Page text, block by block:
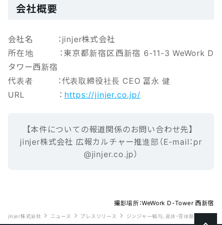
会社概要
会社名 ：jinjer株式会社
所在地 ：東京都新宿区西新宿 6-11-3 WeWork D
タワー西新宿
代表者 ：代表取締役社長 CEO 冨永 健
URL ： https://jinjer.co.jp/
【本‌件‌に‌つ‌い‌ての報‌道‌関‌係‌の‌お‌問‌い‌合‌わ‌せ先】‌ ‌
jinjer株式会社 広報カルチャー推進部（E-mail‌：‌pr
@jinjer.co.jp）
jinjer株式会社 ニュース プレスリリース ジンジャー給与、産休・育休期間中の従
撮影場所：WeWork D-Tower 西新宿